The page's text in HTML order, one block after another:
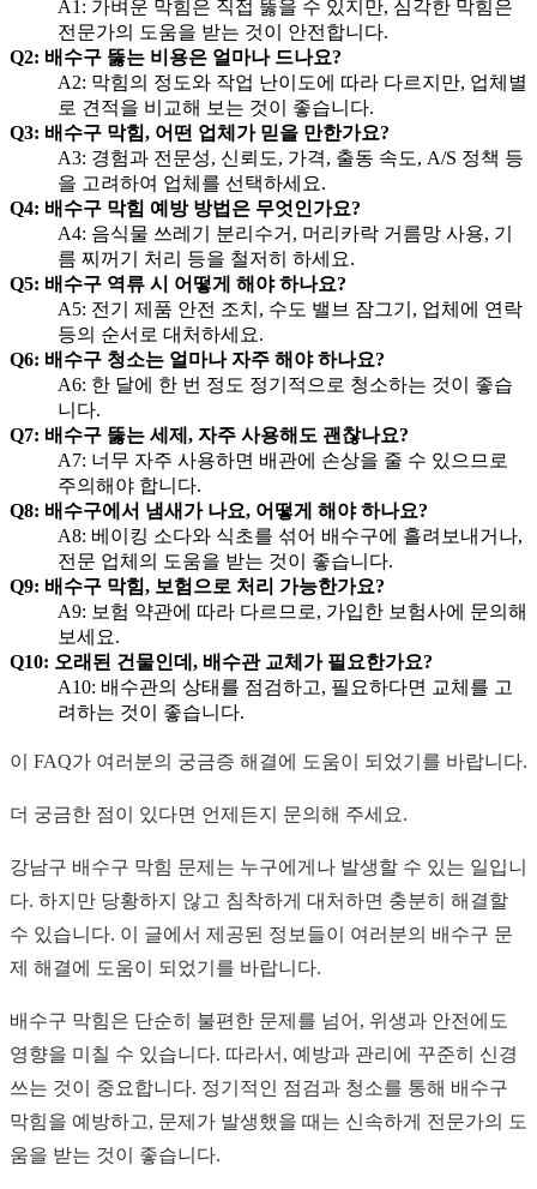
A1: 가벼운 막힘은 직접 뚫을 수 있지만, 심각한 막힘은
전문가의 도움을 받는 것이 안전합니다.
Q2: 배수구 뚫는 비용은 얼마나 드나요?
A2: 막힘의 정도와 작업 난이도에 따라 다르지만, 업체별
로 견적을 비교해 보는 것이 좋습니다.
Q3: 배수구 막힘, 어떤 업체가 믿을 만한가요?
A3: 경험과 전문성, 신뢰도, 가격, 출동 속도, A/S 정책 등
을 고려하여 업체를 선택하세요.
Q4: 배수구 막힘 예방 방법은 무엇인가요?
A4: 음식물 쓰레기 분리수거, 머리카락 거름망 사용, 기
름 찌꺼기 처리 등을 철저히 하세요.
Q5: 배수구 역류 시 어떻게 해야 하나요?
A5: 전기 제품 안전 조치, 수도 밸브 잠그기, 업체에 연락
등의 순서로 대처하세요.
Q6: 배수구 청소는 얼마나 자주 해야 하나요?
A6: 한 달에 한 번 정도 정기적으로 청소하는 것이 좋습
니다.
Q7: 배수구 뚫는 세제, 자주 사용해도 괜찮나요?
A7: 너무 자주 사용하면 배관에 손상을 줄 수 있으므로
주의해야 합니다.
Q8: 배수구에서 냄새가 나요, 어떻게 해야 하나요?
A8: 베이킹 소다와 식초를 섞어 배수구에 흘려보내거나,
전문 업체의 도움을 받는 것이 좋습니다.
Q9: 배수구 막힘, 보험으로 처리 가능한가요?
A9: 보험 약관에 따라 다르므로, 가입한 보험사에 문의해
보세요.
Q10: 오래된 건물인데, 배수관 교체가 필요한가요?
A10: 배수관의 상태를 점검하고, 필요하다면 교체를 고
려하는 것이 좋습니다.
이 FAQ가 여러분의 궁금증 해결에 도움이 되었기를 바랍니다.
더 궁금한 점이 있다면 언제든지 문의해 주세요.
강남구 배수구 막힘 문제는 누구에게나 발생할 수 있는 일입니
다. 하지만 당황하지 않고 침착하게 대처하면 충분히 해결할
수 있습니다. 이 글에서 제공된 정보들이 여러분의 배수구 문
제 해결에 도움이 되었기를 바랍니다.
배수구 막힘은 단순히 불편한 문제를 넘어, 위생과 안전에도
영향을 미칠 수 있습니다. 따라서, 예방과 관리에 꾸준히 신경
쓰는 것이 중요합니다. 정기적인 점검과 청소를 통해 배수구
막힘을 예방하고, 문제가 발생했을 때는 신속하게 전문가의 도
움을 받는 것이 좋습니다.